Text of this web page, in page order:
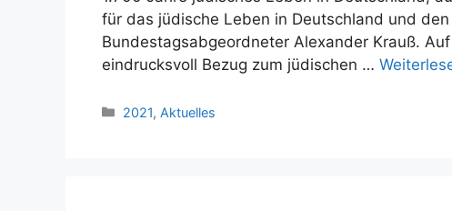
für das jüdische Leben in Deutschland und
Bundestagsabgeordneter Alexander Krauß.
eindrucksvoll Bezug zum jüdischen …
Kategorien
2021, Aktuelles